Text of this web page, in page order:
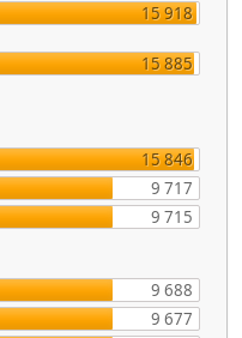
15 918
15 885
15 846
9 717
9 715
9 688
9 677